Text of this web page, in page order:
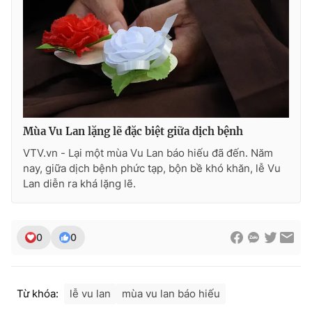
THỜI BÁO VTV
Theo dõi báo trên
Cơ quan chủ quản:Đài Truyền hình Việt Nam
Thời báo VTV
Tổng Biên tập:
Tổng đài VTV:024.38 355 931 - 024.38 355 932
Mùa Vu Lan lặng lẽ đặc biệt giữa dịch bệnh
VTV.vn - Lại một mùa Vu Lan báo hiếu đã đến. Năm
nay, giữa dịch bệnh phức tạp, bộn bề khó khăn, lễ Vu
Lan diễn ra khá lặng lẽ.
0 0
Từ khóa: lễ vu lan mùa vu lan báo hiếu